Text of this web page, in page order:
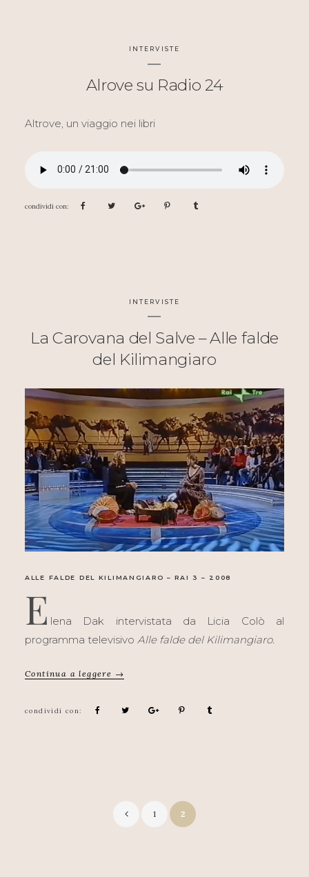
INTERVISTE
Alrove su Radio 24
Altrove, un viaggio nei libri
INTERVISTE
La Carovana del Salve – Alle falde
del Kilimangiaro
ALLE FALDE DEL KILIMANGIARO – RAI 3 – 2008
E lena Dak intervistata da Licia Colò al
programma televisivo Alle falde del Kilimangiaro.
Continua a leggere →
1 2